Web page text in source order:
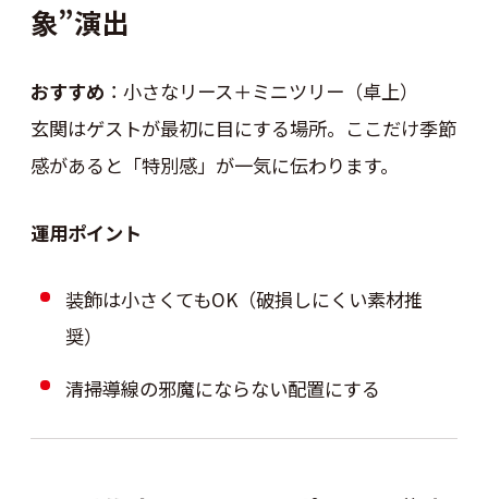
象”演出
おすすめ ：小さなリース＋ミニツリー（卓上）
玄関はゲストが最初に目にする場所。ここだけ季節
感があると「特別感」が一気に伝わります。
運用ポイント
装飾は小さくてもOK（破損しにくい素材推
奨）
清掃導線の邪魔にならない配置にする